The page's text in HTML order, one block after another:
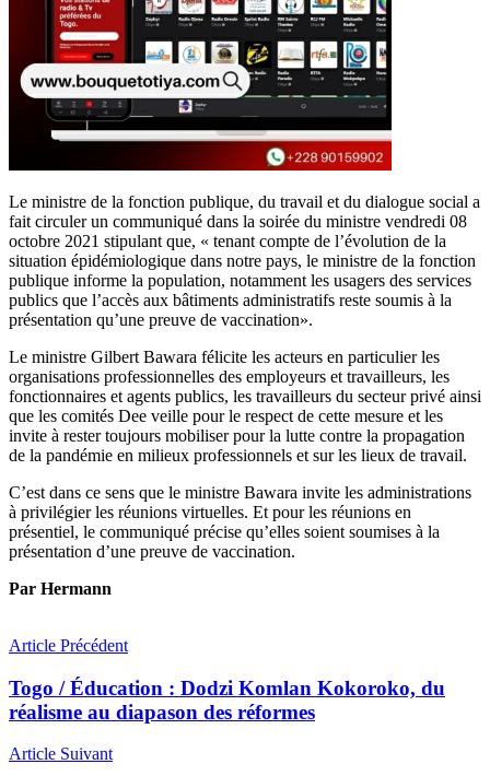
Le ministre de la fonction publique, du travail et du dialogue social a
fait circuler un communiqué dans la soirée du ministre vendredi 08
octobre 2021 stipulant que, « tenant compte de l’évolution de la
situation épidémiologique dans notre pays, le ministre de la fonction
publique informe la population, notamment les usagers des services
publics que l’accès aux bâtiments administratifs reste soumis à la
présentation qu’une preuve de vaccination».
Le ministre Gilbert Bawara félicite les acteurs en particulier les
organisations professionnelles des employeurs et travailleurs, les
fonctionnaires et agents publics, les travailleurs du secteur privé ainsi
que les comités Dee veille pour le respect de cette mesure et les
invite à rester toujours mobiliser pour la lutte contre la propagation
de la pandémie en milieux professionnels et sur les lieux de travail.
C’est dans ce sens que le ministre Bawara invite les administrations
à privilégier les réunions virtuelles. Et pour les réunions en
présentiel, le communiqué précise qu’elles soient soumises à la
présentation d’une preuve de vaccination.
Par Hermann
Article Précédent
Togo / Éducation : Dodzi Komlan Kokoroko, du
réalisme au diapason des réformes
Article Suivant